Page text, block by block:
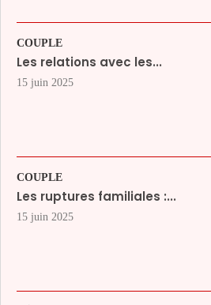
COUPLE
Les relations avec les...
15 juin 2025
COUPLE
Les ruptures familiales :...
15 juin 2025